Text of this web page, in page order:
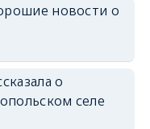
новости о
о
селе